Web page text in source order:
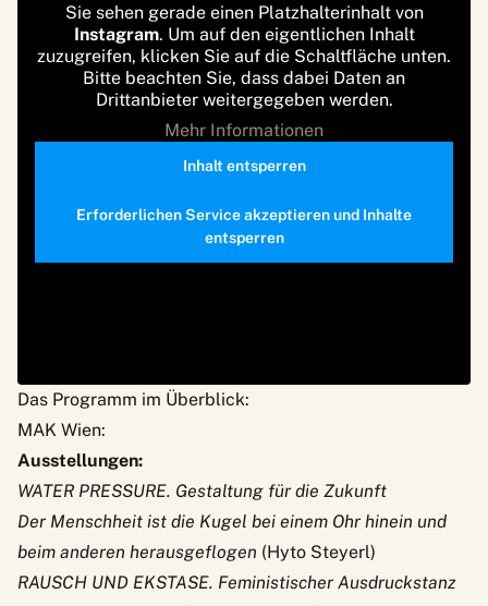
Sie sehen gerade einen Platzhalterinhalt von
Instagram. Um auf den eigentlichen Inhalt
zuzugreifen, klicken Sie auf die Schaltfläche unten.
Bitte beachten Sie, dass dabei Daten an
Drittanbieter weitergegeben werden.
Mehr Informationen
Inhalt entsperren
Erforderlichen Service akzeptieren und Inhalte
entsperren
Das Programm im Überblick:
MAK Wien:
Ausstellungen:
WATER PRESSURE. Gestaltung für die Zukunft
Der Menschheit ist die Kugel bei einem Ohr hinein und
beim anderen herausgeflogen (Hyto Steyerl)
RAUSCH UND EKSTASE. Feministischer Ausdruckstanz